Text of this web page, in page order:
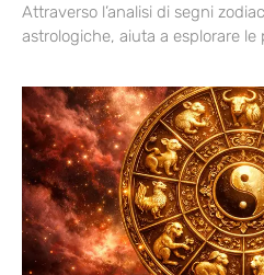
Attraverso l’analisi di segni
astrologiche, aiuta a esplorare le